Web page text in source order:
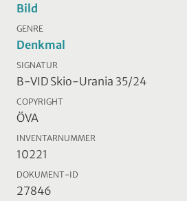
Bild
GENRE
Denkmal
SIGNATUR
B-VID Skio-Urania 35/24
COPYRIGHT
ÖVA
INVENTARNUMMER
10221
DOKUMENT-ID
27846